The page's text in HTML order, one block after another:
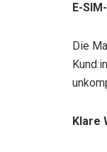
E-
Die
Klare